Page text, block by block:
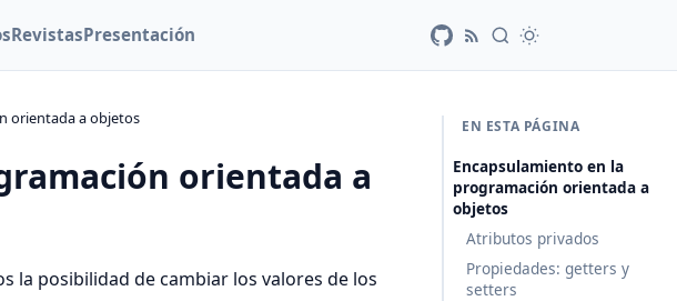
RevistasPresentación
orientada a objetos
orientada a
la posibilidad de cambiar los valores de los
EN ESTA PÁGINA
Encapsulamiento en la
programación orientada a
objetos
Atributos privados
Propiedades: getters y
setters